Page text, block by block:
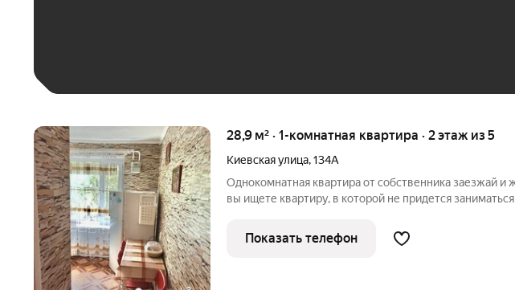
28,9 м² · 1-комнатная квартира · 2 этаж из 5
Киевская улица,134А
Однокомнатная квартира от собственника заезжай и живи! Если
вы ищете квартиру, в которой не придется заниматься
обременений и
Показать телефон